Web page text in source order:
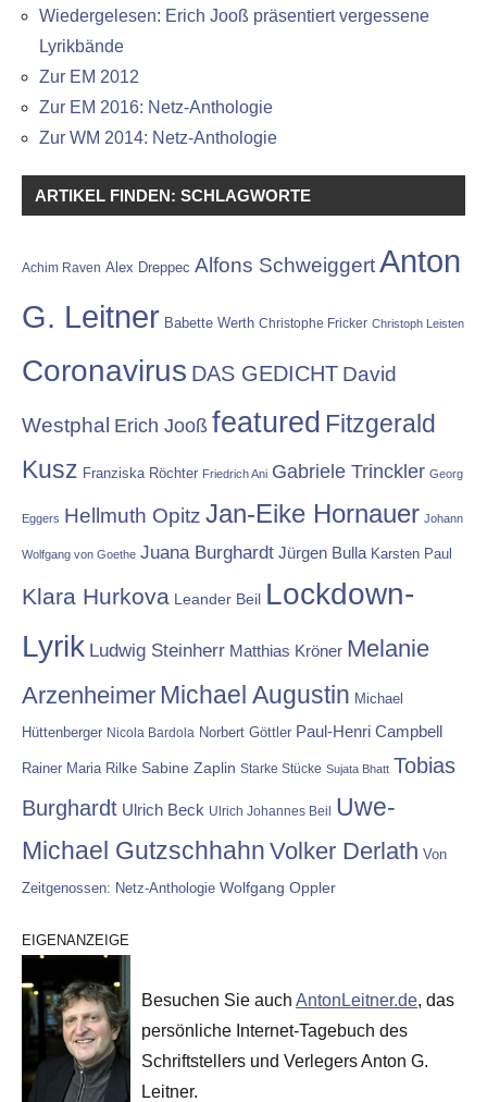
Wiedergelesen: Erich Jooß präsentiert vergessene
Lyrikbände
Zur EM 2012
Zur EM 2016: Netz-Anthologie
Zur WM 2014: Netz-Anthologie
ARTIKEL FINDEN: SCHLAGWORTE
Achim Raven Alex Dreppec Alfons SchweiggertAnton
G. Leitner Babette Werth Christophe Fricker Christoph Leisten
Coronavirus DAS GEDICHT David
Westphal Erich Jooß featured Fitzgerald
Kusz Franziska Röchter Friedrich Ani Gabriele Trinckler Georg
Eggers Hellmuth Opitz Jan-Eike Hornauer Johann
Wolfgang von Goethe Juana Burghardt Jürgen Bulla Karsten Paul
Klara Hurkova Leander Beil Lockdown-
Lyrik Ludwig Steinherr Matthias Kröner Melanie
Arzenheimer Michael Augustin Michael
Hüttenberger Nicola Bardola Norbert Göttler Paul-Henri Campbell
Rainer Maria Rilke Sabine Zaplin Starke Stücke Sujata Bhatt Tobias
Burghardt Ulrich Beck Ulrich Johannes Beil Uwe-
Michael Gutzschhahn Volker Derlath Von
Zeitgenossen: Netz-Anthologie Wolfgang Oppler
EIGENANZEIGE
Besuchen Sie auch AntonLeitner.de, das
persönliche Internet-Tagebuch des
Schriftstellers und Verlegers Anton G.
Leitner.